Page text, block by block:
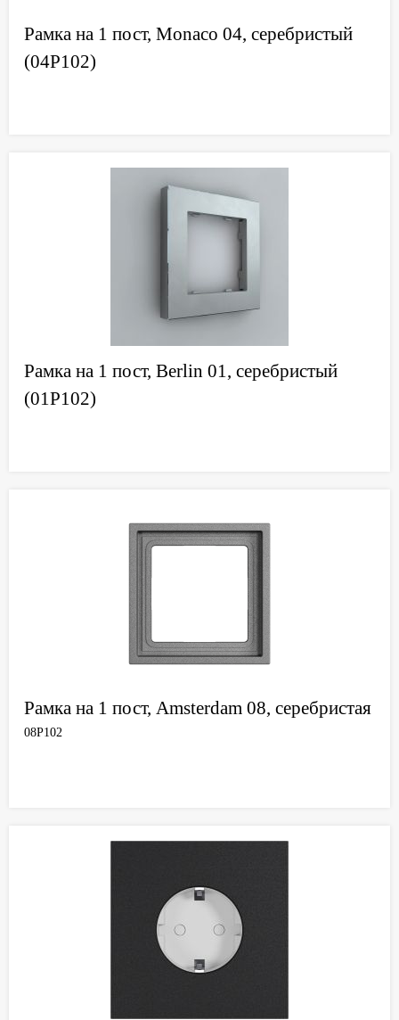
Рамка на 1 пост, Monaco 04, серебристый
(04P102)
Рамка на 1 пост, Berlin 01, серебристый
(01P102)
Рамка на 1 пост, Amsterdam 08, серебристая
08P102